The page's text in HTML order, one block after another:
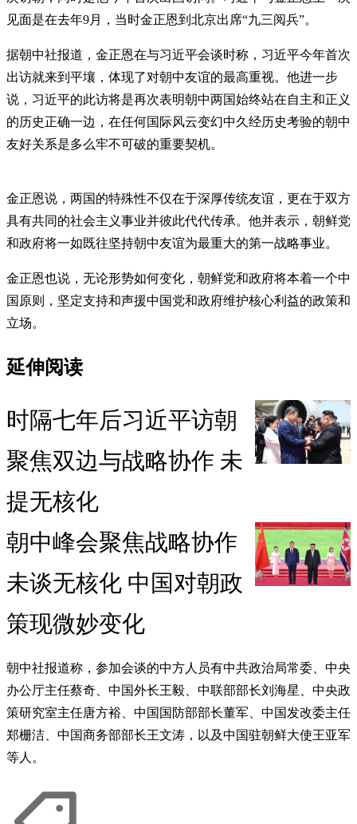
见面是在去年9月，当时金正恩到北京出席“九三阅兵”。
据朝中社报道，金正恩在与习近平会谈时称，习近平今年首次
出访就来到平壤，体现了对朝中友谊的最高重视。他进一步
说，习近平的此访将是再次表明朝中两国始终站在自主和正义
的历史正确一边，在任何国际风云变幻中久经历史考验的朝中
友好关系是多么牢不可破的重要契机。
金正恩说，两国的特殊性不仅在于深厚传统友谊，更在于双方
具有共同的社会主义事业并彼此代代传承。他并表示，朝鲜党
和政府将一如既往坚持朝中友谊为最重大的第一战略事业。
金正恩也说，无论形势如何变化，朝鲜党和政府将本着一个中
国原则，坚定支持和声援中国党和政府维护核心利益的政策和
立场。
延伸阅读
时隔七年后习近平访朝
聚焦双边与战略协作 未
提无核化
朝中峰会聚焦战略协作
未谈无核化 中国对朝政
策现微妙变化
朝中社报道称，参加会谈的中方人员有中共政治局常委、中央
办公厅主任蔡奇、中国外长王毅、中联部部长刘海星、中央政
策研究室主任唐方裕、中国国防部部长董军、中国发改委主任
郑栅洁、中国商务部部长王文涛，以及中国驻朝鲜大使王亚军
等人。